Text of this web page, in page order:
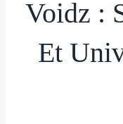
Voidz :
Et